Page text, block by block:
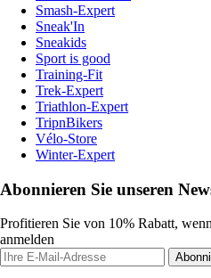
Smash-Expert
Sneak'In
Sneakids
Sport is good
Training-Fit
Trek-Expert
Triathlon-Expert
TripnBikers
Vélo-Store
Winter-Expert
Abonnieren Sie unseren
Profitieren Sie von 10% Rabatt,
anmelden